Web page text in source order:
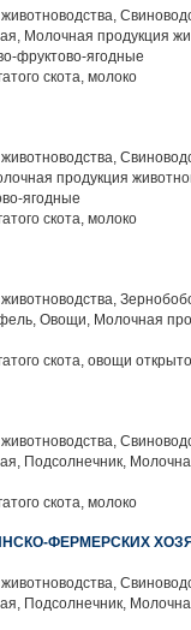
Молочная продукция
фруктово-ягодные
скота, молоко
продукция
ягодные
скота, молоко
Овощи, Молочная
скота, овощи
Подсолнечник,
скота, молоко
ФЕРМЕРСКИХ
Подсолнечник,